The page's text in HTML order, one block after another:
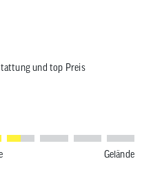
und top Preis
Gelände